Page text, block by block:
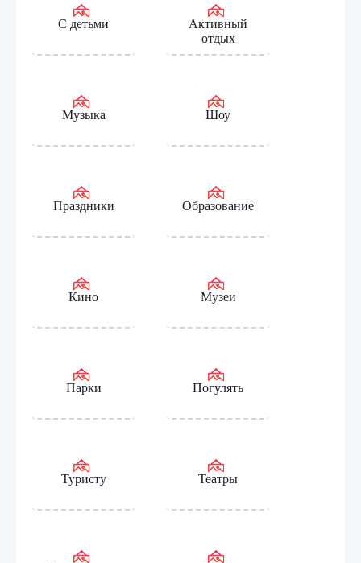
С детьми
Активный
отдых
Музыка Шоу
Праздники Образование
Кино Музеи
Парки Погулять
Туристу Театры